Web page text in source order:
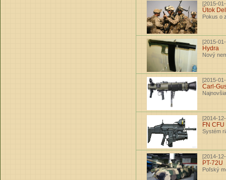
[2015-
Útok
Pokus o
[2015-
Hydra
Nový
[2015-
Carl-
[2014-
FN CFU
Systém
[2014-
PT-72U
Poľský